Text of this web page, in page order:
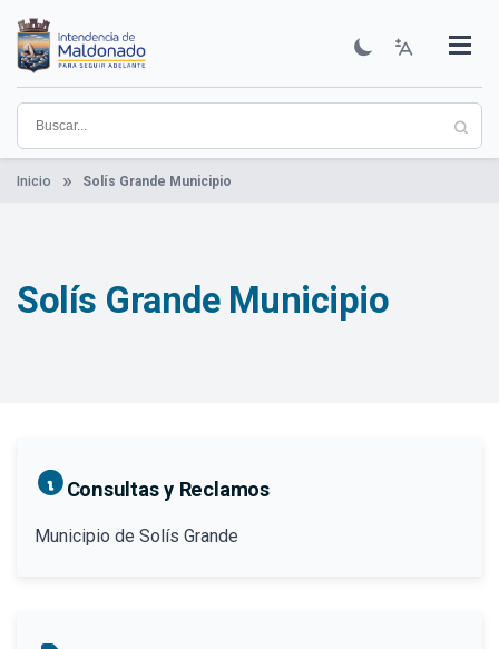
contenido
principal
Institucional
Municipios
Descubre Maldonado
Comunicación
Servicios
Guía De Trámites
Ver Noticias
Inicio Solís Grande Municipio
Solís Grande Municipio
Consultas y Reclamos
Municipio de Solís Grande